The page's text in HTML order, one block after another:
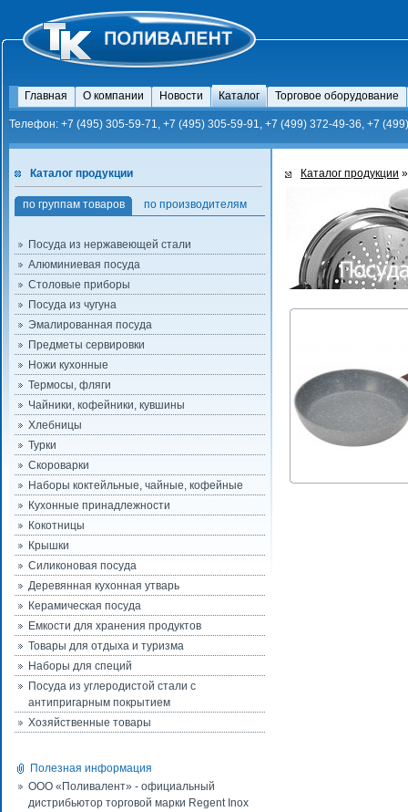
Главная О компании Новости Каталог Торговое оборудование
Телефон: +7 (495) 305-59-71, +7 (495) 305-59-91, +7 (499) 372-49-36, +7
Каталог продукции
по группам товаров по производителям
Посуда из нержавеющей стали
Алюминиевая посуда
Столовые приборы
Посуда из чугуна
Эмалированная посуда
Предметы сервировки
Ножи кухонные
Термосы, фляги
Чайники, кофейники, кувшины
Хлебницы
Турки
Скороварки
Наборы коктейльные, чайные, кофейные
Кухонные принадлежности
Кокотницы
Крышки
Силиконовая посуда
Деревянная кухонная утварь
Керамическая посуда
Емкости для хранения продуктов
Товары для отдыха и туризма
Наборы для специй
Посуда из углеродистой стали с
антипригарным покрытием
Хозяйственные товары
Полезная информация
ООО «Поливалент» - официальный
дистрибьютор торговой марки Regent Inox
Каталог продукции